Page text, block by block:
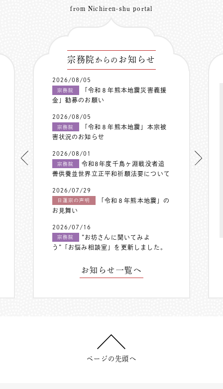
from Nichiren-shu portal
宗務院 からの お知らせ
2026/08/05
宗務院
「令和８年熊本地震災害義援
金」勧募のお願い
2026/08/05
宗務院
「令和８年熊本地震」本宗被
害状況のお知らせ
2026/08/01
宗務院
令和8年度千鳥ヶ淵戦没者追
善供養並世界立正平和祈願法要について
2026/07/29
日蓮宗の声明
「令和８年熊本地震」の
お見舞い
2026/07/16
宗務院
”お坊さんに聞いてみよ
う”「お悩み相談室」を更新しました。
お知らせ一覧へ
ページの先頭へ